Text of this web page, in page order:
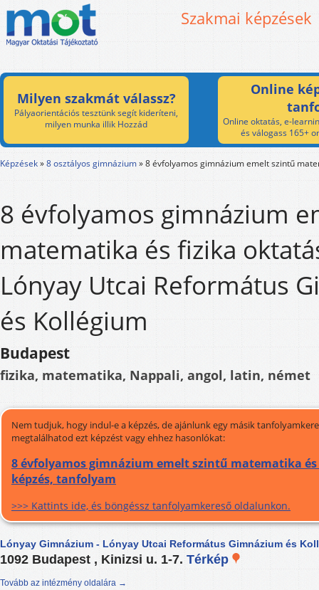
Szakmai képzések
Milyen szakmát válassz?
Pályaorientációs tesztünk segít kideríteni,
milyen munka illik Hozzád
Online
Online oktatás, e-
és válogass 165+
Képzések»8 osztályos gimnázium»8 évfolyamos gimnázium emelt szintű
8 évfolyamos gimnázium
matematika és fizika
Lónyay Utcai Református
és Kollégium
Budapest
fizika, matematika, Nappali, angol, latin, német
Nem tudjuk, hogy indul-e a képzés, de ajánlunk egy másik
megtalálhatod ezt képzést vagy ehhez hasonlókat:
8 évfolyamos gimnázium emelt szintű matematika
képzés, tanfolyam
>>> Kattints ide, és böngéssz tanfolyamkereső oldalunkon.
Lónyay Gimnázium - Lónyay Utcai Református Gimnázium és
1092 Budapest , Kinizsi u. 1-7. Térkép
Tovább az intézmény oldalára →